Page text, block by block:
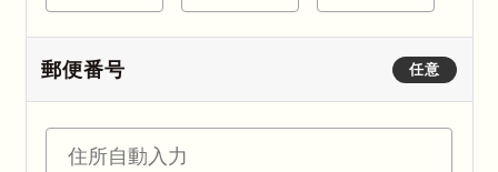
任意
郵便番号